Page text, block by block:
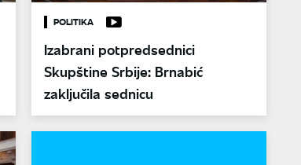
POLITIKA
Izabrani potpredsednici
Skupštine Srbije: Brnabić
zaključila sednicu